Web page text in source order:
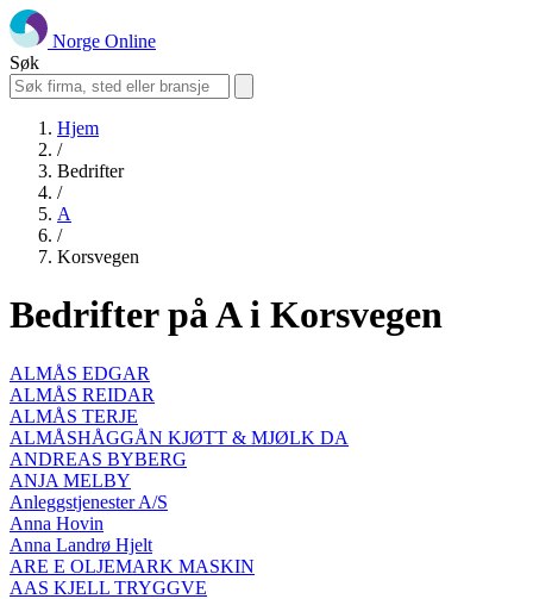
Norge Online
Søk
Hjem
/
Bedrifter
/
A
/
Korsvegen
Bedrifter på A i Korsvegen
ALMÅS EDGAR
ALMÅS REIDAR
ALMÅS TERJE
ALMÅSHÅGGÅN KJØTT & MJØLK DA
ANDREAS BYBERG
ANJA MELBY
Anleggstjenester A/S
Anna Hovin
Anna Landrø Hjelt
ARE E OLJEMARK MASKIN
AAS KJELL TRYGGVE